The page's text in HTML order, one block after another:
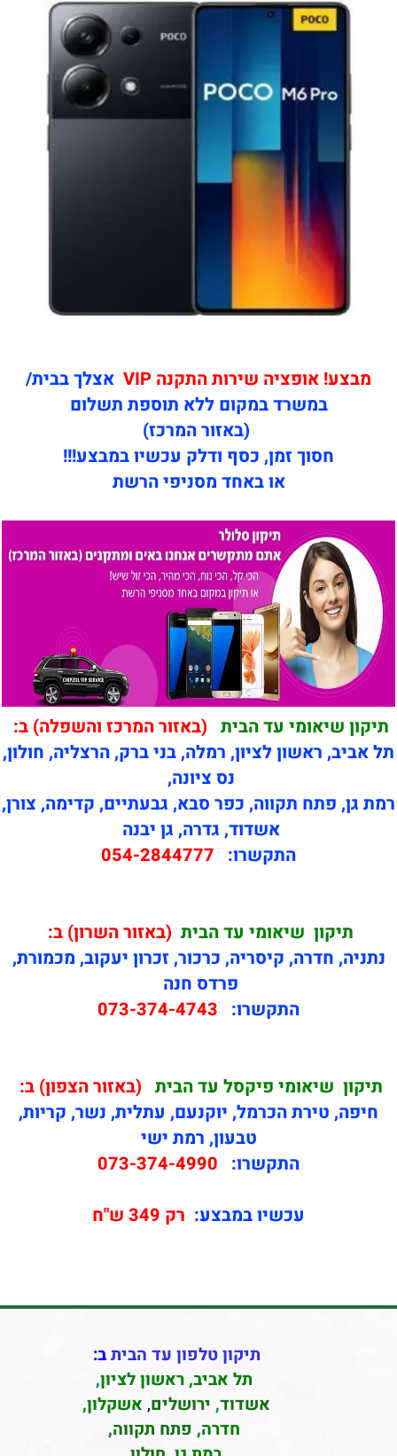
מבצע! אופציה שירות התקנה VIP
אצלך בבית/
במשרד במקום ללא תוספת תשלום
(באזור המרכז)
חסוך זמן, כסף ודלק עכשיו במבצע!!!
או באחד מסניפי הרשת
תיקון שיאומי עד הבית (באזור המרכז והשפלה) ב:
תל אביב, ראשון לציון, רמלה, בני ברק, הרצליה, חולון,
נס ציונה,
רמת גן, פתח תקווה, כפר סבא, גבעתיים, קדימה, צורן,
אשדוד, גדרה, גן יבנה
התקשרו: 054-2844777
תיקון שיאומי עד הבית (באזור השרון) ב:
נתניה, חדרה, קיסריה, כרכור, זכרון יעקוב, מכמורת,
פרדס חנה
התקשרו: 073-374-4743
תיקון שיאומי פיקסל עד הבית (באזור הצפון) ב:
חיפה, טירת הכרמל, יוקנעם, עתלית, נשר, קריות,
טבעון, רמת ישי
התקשרו: 073-374-4990
עכשיו במבצע: רק 349 ש"ח
תיקון טלפון עד הביתב:
תל אביב, ראשון לציון,
אשדוד, ירושלים, אשקלון,
חדרה, פתח תקווה,